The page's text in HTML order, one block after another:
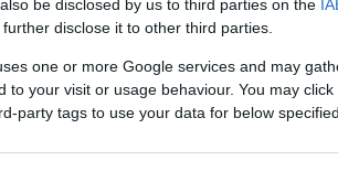
be disclosed by us to third parties on the
disclose it to other third parties.
one or more Google services and may
to your visit or usage behaviour. You may
party tags to use your data for below